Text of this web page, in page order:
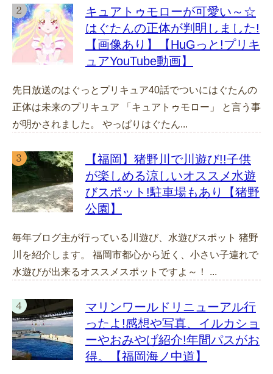
キュアトゥモローが可愛い～☆
はぐたんの正体が判明しました!
【画像あり】【HuGっと!プリキ
ュアYouTube動画】
先日放送のはぐっとプリキュア40話でついにはぐたんの
正体は未来のプリキュア 「キュアトゥモロー」 と言う事
が明かされました。 やっぱりはぐたん...
【福岡】猪野川で川遊び!!子供
が楽しめる涼しいオススメ水遊
びスポット!駐車場もあり【猪野
公園】
毎年ブログ主が行っている川遊び、水遊びスポット 猪野
川を紹介します。 福岡市都心から近く、小さい子連れで
水遊びが出来るオススメスポットですよ～！ ...
マリンワールドリニューアル行
ったよ!感想や写真、イルカショ
ーやおみやげ紹介!年間パスがお
得。【福岡海ノ中道】